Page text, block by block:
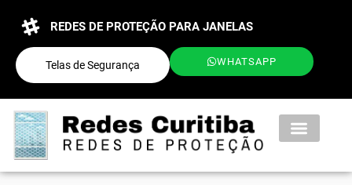
REDES DE PROTEÇÃO PARA JANELAS
Telas de Segurança WHATSAPP